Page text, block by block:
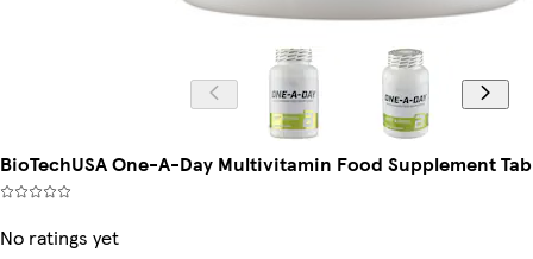
BioTechUSA One-A-Day Multivitamin Food Supplement
No ratings yet